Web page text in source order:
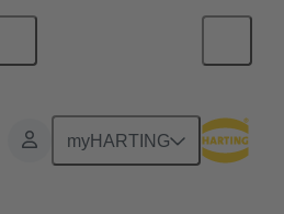
myHARTING